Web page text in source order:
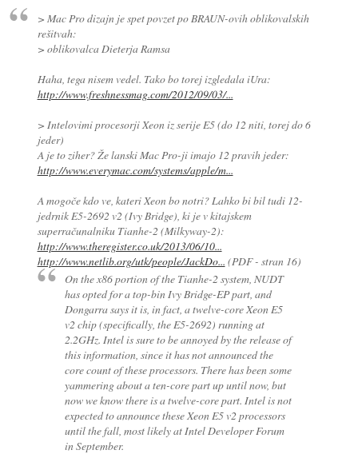
> Mac Pro dizajn je spet povzet po BRAUN-ovih oblikovalskih
rešitvah:
> oblikovalca Dieterja Ramsa
Haha, tega nisem vedel. Tako bo torej izgledala iUra:
http://www.freshnessmag.com/2012/09/03/...
> Intelovimi procesorji Xeon iz serije E5 (do 12 niti, torej do 6
jeder)
A je to ziher? Že lanski Mac Pro-ji imajo 12 pravih jeder:
http://www.everymac.com/systems/apple/m...
A mogoče kdo ve, kateri Xeon bo notri? Lahko bi bil tudi 12-
jedrnik E5-2692 v2 (Ivy Bridge), ki je v kitajskem
superračunalniku Tianhe-2 (Milkyway-2):
http://www.theregister.co.uk/2013/06/10...
http://www.netlib.org/utk/people/JackDo... (PDF - stran 16)
On the x86 portion of the Tianhe-2 system, NUDT
has opted for a top-bin Ivy Bridge-EP part, and
Dongarra says it is, in fact, a twelve-core Xeon E5
v2 chip (specifically, the E5-2692) running at
2.2GHz. Intel is sure to be annoyed by the release of
this information, since it has not announced the
core count of these processors. There has been some
yammering about a ten-core part up until now, but
now we know there is a twelve-core part. Intel is not
expected to announce these Xeon E5 v2 processors
until the fall, most likely at Intel Developer Forum
in September.